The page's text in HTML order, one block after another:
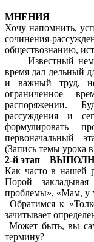
МНЕНИЯ
Хочу напомнить,
сочинения-
обществознанию,
Известный
время дал дельный
и важный труд,
ограниченное
распоряжении.
рассуждения и
формулировать
первоначальный
(Запись темы урока
2-й этап
Как часто в нашей
Порой
проблемы», «Мам, у
Обратимся к
зачитывает
Может быть, вы
термину?